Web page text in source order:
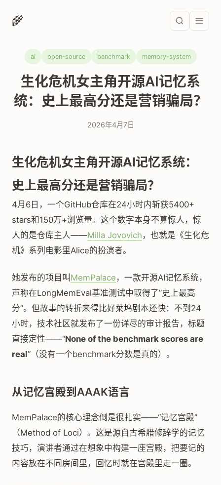
🌾
ai open-source benchmark memory-system
生化危机女主角开源AI记忆系
统：史上最高分还是营销骗局？
2026年4月7日
生化危机女主角开源AI记忆系统：
史上最高分还是营销骗局？
4月6日，一个GitHub仓库在24小时内斩获5400+
stars和150万+浏览量。这个数字本身不算惊人，惊
人的是仓库主人——Milla Jovovich ，也就是《生化危
机》系列电影里Alice的扮演者。
她发布的项目叫 MemPalace ，一款开源AI记忆系统，
声称在LongMemEval基准测试中取得了”史上最高
分”。但故事的转折来得比好莱坞剧本还快：不到24
小时，技术社区就发布了一份详尽的审计报告，标题
直接定性——“None of the benchmark scores are
real”（没有一个benchmark分数是真的）。
从记忆宫殿到AAAK语言
MemPalace的核心理念倒是很扎实——“记忆宫殿”
（Method of Loci）。这是源自古希腊修辞学的记忆
技巧，演讲者通过在想象中构建一座宫殿，把要记的
内容放在不同房间里，回忆时就在宫殿里走一圈。